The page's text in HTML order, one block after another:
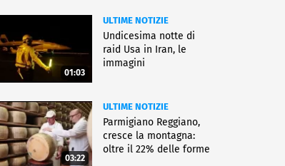
01:03
ULTIME NOTIZIE
Undicesima notte di
raid Usa in Iran, le
immagini
03:22
ULTIME NOTIZIE
Parmigiano Reggiano,
cresce la montagna:
oltre il 22% delle forme